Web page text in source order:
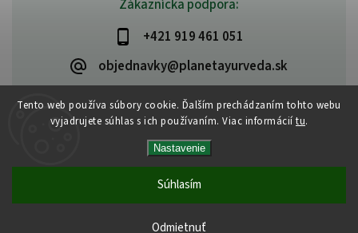
Tento web používa súbory cookie. Ďalším prechádzaním tohto webu
vyjadrujete súhlas s ich používaním. Viac informácií tu.
Nastavenie
Odmietnuť
Súhlasím
Zákaznícka podpora:
+421 919 461 051
objednavky@planetayurveda.sk
PlanetAyurveda. Všetky práva vyhradené.
Upraviť nastavenie cookies
| Design Shoptak.cz